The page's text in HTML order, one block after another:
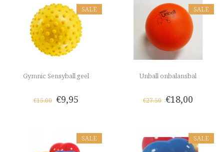
SALE
Gymnic Sensyball geel
€15,00 €9,95
SALE
Unball onbalansbal
€27,50 €18,00
SALE SALE